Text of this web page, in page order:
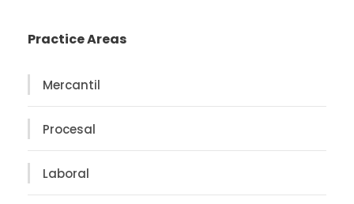
Practice Areas
Mercantil
Procesal
Laboral